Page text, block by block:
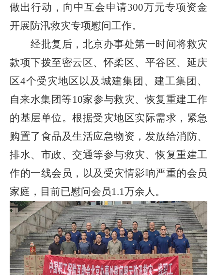
做出行动，向中互会申请300万元专项资金
开展防汛救灾专项慰问工作。
经批复后， 北京办事处第一时间将救灾
款项下拨至密云区、怀柔区、平谷区、延庆
区4个受灾地区以及城建集团、建工集团、
自来水集团等10家参与救灾、恢复重建工作
的基层单位。 根据受灾地区实际需求，紧急
购置了食品及生活应急物资，发放给消防、
排水、市政、交通等参与救灾、恢复重建工
作的一线会员，以及受灾情影响严重的会员
家庭，目前已慰问会员1.1万余人。